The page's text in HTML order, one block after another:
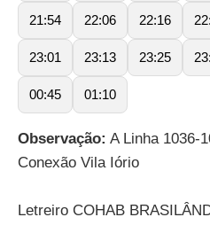
21:54 22:06 22:16
23:01 23:13 23:25
00:45 01:10
Observação: A Linha 1036-
Conexão Vila Iório
Letreiro COHAB